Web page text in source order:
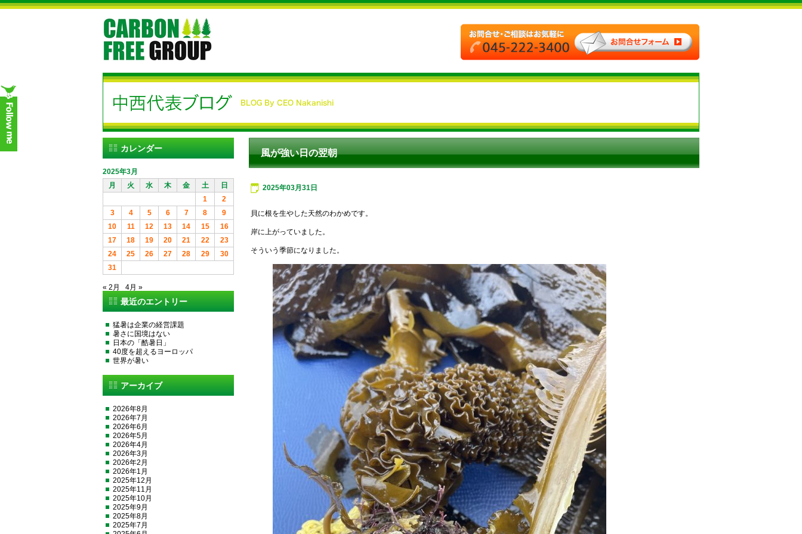
風が強い日の翌朝
2025年03月31日
貝に根を生やした天然のわかめです。
岸に上がっていました。
そういう季節になりました。
カレンダー
2025年3月
月
火 水 木 金 土
日
1
2
3
4 5 6 7 8
9
10
11 12 13 14 15
16
17
18 19 20 21 22
23
24
25 26 27 28 29
30
31
« 2月 4月 »
最近のエントリー
猛暑は企業の経営課題
暑さに国境はない
日本の「酷暑日」
40度を超えるヨーロッパ
世界が暑い
アーカイブ
2026年8月
2026年7月
2026年6月
2026年5月
2026年4月
2026年3月
2026年2月
2026年1月
2025年12月
2025年11月
2025年10月
2025年9月
2025年8月
2025年7月